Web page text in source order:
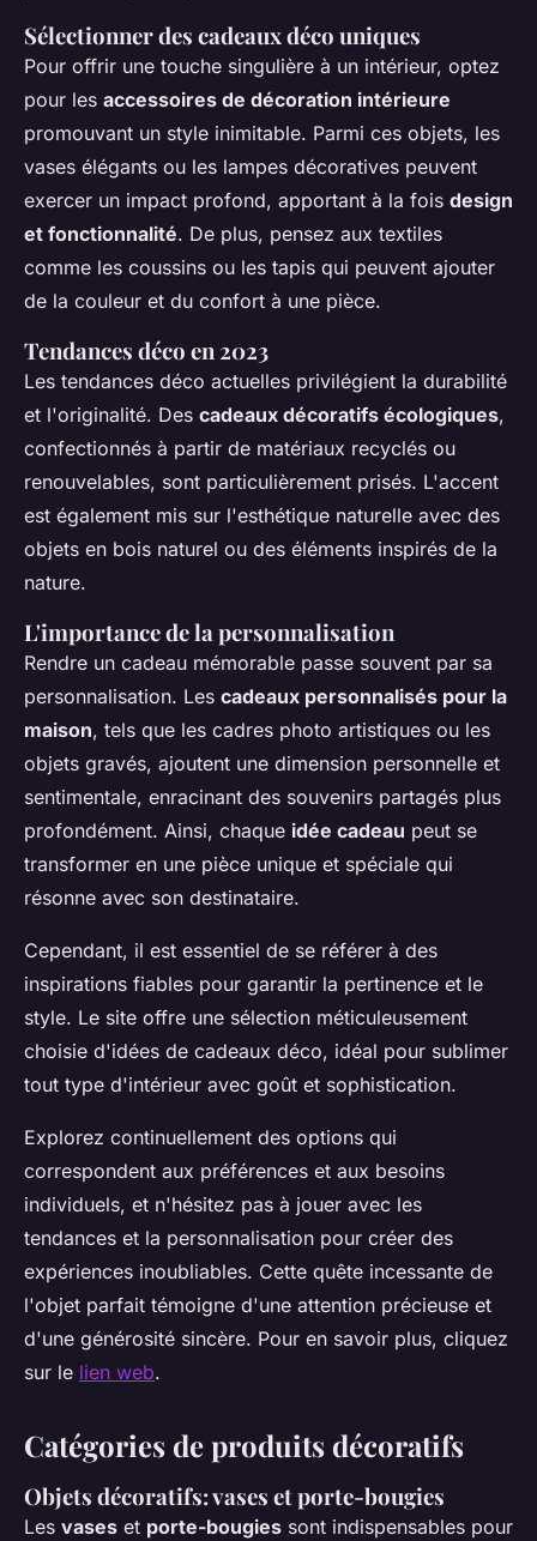
Sélectionner des cadeaux déco uniques
Pour offrir une touche singulière à un intérieur, optez
pour les accessoires de décoration intérieure
promouvant un style inimitable. Parmi ces objets, les
vases élégants ou les lampes décoratives peuvent
exercer un impact profond, apportant à la fois design
et fonctionnalité. De plus, pensez aux textiles
comme les coussins ou les tapis qui peuvent ajouter
de la couleur et du confort à une pièce.
Tendances déco en 2023
Les tendances déco actuelles privilégient la durabilité
et l'originalité. Des cadeaux décoratifs écologiques,
confectionnés à partir de matériaux recyclés ou
renouvelables, sont particulièrement prisés. L'accent
est également mis sur l'esthétique naturelle avec des
objets en bois naturel ou des éléments inspirés de la
nature.
L'importance de la personnalisation
Rendre un cadeau mémorable passe souvent par sa
personnalisation. Les cadeaux personnalisés pour la
maison, tels que les cadres photo artistiques ou les
objets gravés, ajoutent une dimension personnelle et
sentimentale, enracinant des souvenirs partagés plus
profondément. Ainsi, chaque idée cadeau peut se
transformer en une pièce unique et spéciale qui
résonne avec son destinataire.
Cependant, il est essentiel de se référer à des
inspirations fiables pour garantir la pertinence et le
style. Le site offre une sélection méticuleusement
choisie d'idées de cadeaux déco, idéal pour sublimer
tout type d'intérieur avec goût et sophistication.
Explorez continuellement des options qui
correspondent aux préférences et aux besoins
individuels, et n'hésitez pas à jouer avec les
tendances et la personnalisation pour créer des
expériences inoubliables. Cette quête incessante de
l'objet parfait témoigne d'une attention précieuse et
d'une générosité sincère. Pour en savoir plus, cliquez
sur le lien web.
Catégories de produits décoratifs
Objets décoratifs: vases et porte-bougies
Les vases et porte-bougies sont indispensables pour